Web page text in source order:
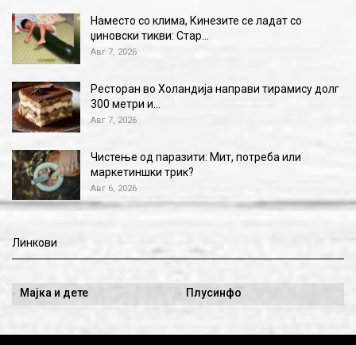
Наместо со клима, Кинезите се ладат со
џиновски тикви: Стар…
Авг 7, 2026
Ресторан во Холандија направи тирамису долг
300 метри и…
Авг 7, 2026
Чистење од паразити: Мит, потреба или
маркетиншки трик?
Авг 6, 2026
Линкови
Мајка и дете Плусинфо